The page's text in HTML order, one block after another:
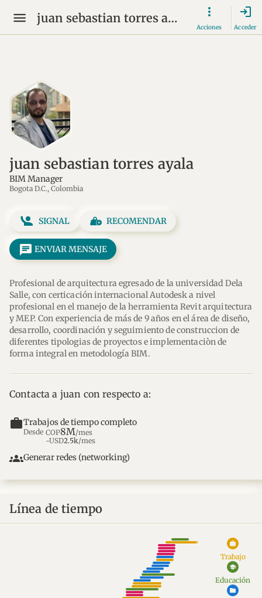
juan sebastian torres ayala
Acciones
login
Acceder
juan sebastian torres ayala
BIM Manager
Bogota D.C., Colombia
SIGNAL RECOMENDAR
message ENVIAR MENSAJE
Profesional de arquitectura egresado de la universidad Dela
Salle, con certicación internacional Autodesk a nivel
profesional en el manejo de la herramienta Revit arquitectura
y MEP. Con experiencia de más de 9 años en el área de diseño,
desarrollo, coordinación y seguimiento de construccion de
diferentes tipologias de proyectos e implementaciòn de
forma integral en metodología BIM.
Contacta a juan con respecto a:
work Trabajos de tiempo completo
Desde COP8M/mes
~USD2.5k/mes
groups Generar redes (networking)
Línea de tiempo
work
Trabajo
school
Educación
folder